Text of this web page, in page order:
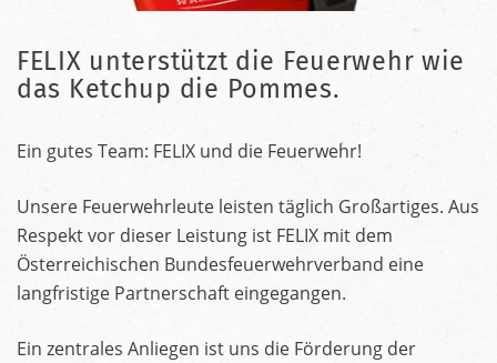
FELIX unterstützt die Feuerwehr wie
das Ketchup die Pommes.
Ein gutes Team: FELIX und die Feuerwehr!
Unsere Feuerwehrleute leisten täglich Großartiges. Aus
Respekt vor dieser Leistung ist FELIX mit dem
Österreichischen Bundesfeuerwehrverband eine
langfristige Partnerschaft eingegangen.
Ein zentrales Anliegen ist uns die Förderung der